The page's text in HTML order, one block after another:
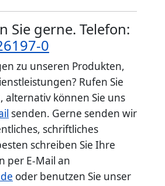
Sie gerne. Telefon:
0
zu unseren Produkten,
Rufen Sie
alternativ können Sie uns
senden. Gerne senden wir
schriftliches
schreiben Sie Ihre
per E-Mail an
oder benutzen Sie unser